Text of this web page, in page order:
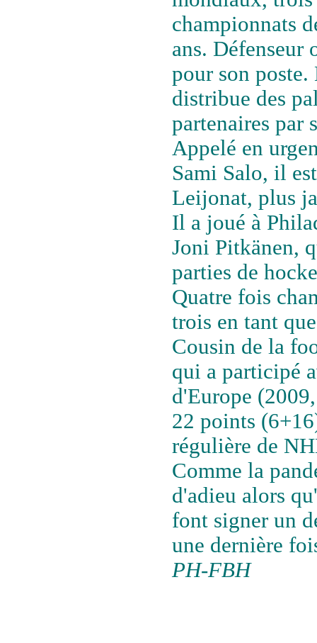
championnats
ans.
pour son
distribue des
partenaires par
Appelé en
Sami Salo, il
Leijonat, plus
Il a joué à
Joni Pitkänen,
parties de
Quatre fois
trois en tant
Cousin de la
qui a participé
d'Europe
22 points
régulière de
Comme la
d'adieu alors
font signer un
une dernière
PH-FBH